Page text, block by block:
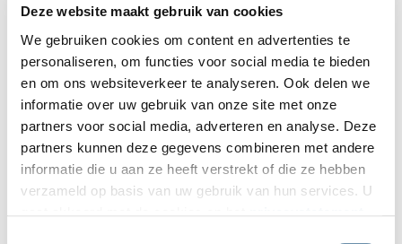
Deze website maakt gebruik van cookies
We gebruiken cookies om content en advertenties te
personaliseren, om functies voor social media te bieden
en om ons websiteverkeer te analyseren. Ook delen we
informatie over uw gebruik van onze site met onze
partners voor social media, adverteren en analyse. Deze
partners kunnen deze gegevens combineren met andere
informatie die u aan ze heeft verstrekt of die ze hebben
verzameld op basis van uw gebruik van hun services. U
Als spoorlijnen in de negentiende eeuw hun intrede doen in
Nederland, kunnen nog niet alle streken direct ontsloten
worden. Om het platteland met de steden te verbinden, wordt
voor een goedkopere optie gekozen: de tramweg. Over de
tramweg rijden stoomtrams, licht uitgevoerde versies van
stoomtreinen die uiterst geschikt zijn voor korte afstanden. De
kleine, stapvoets rijdende trammetjes groeien al snel uit tot
een vertrouwd gezicht in veel Noord-Hollandse dorpen en
steden.